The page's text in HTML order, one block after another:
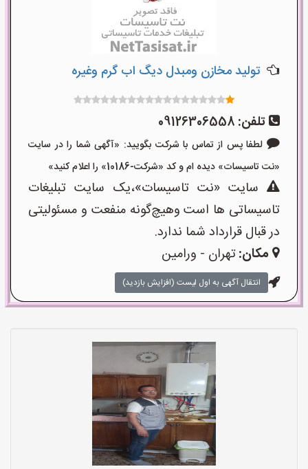
تولید مخازن ومبدل دیگ اب گرم وغیره
تلفن: 09126306558
لطفا پس از تماس با شرکت بگویید: «آگهی شما را در سایت
«نت تاسیسات» دیده ام و کد «شرکت-10186» را اعلام کنید»
سایت «نت تاسیسات»،یک سایت تبلیغات
تاسیساتی ها است وهیچ‌گونه منفعت و مسئولیتی
در قبال قرارداد شما ندارد.
مکان:تهران - ورامین
انتقال آگهی به اول لیست (افزایش بازدید)